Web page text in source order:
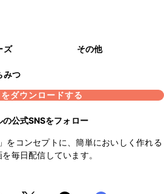
ズ その他
みつ
ダウンロードする
の公式SNSをフォロー
をコンセプトに、簡単においしく作れる
毎日配信しています。